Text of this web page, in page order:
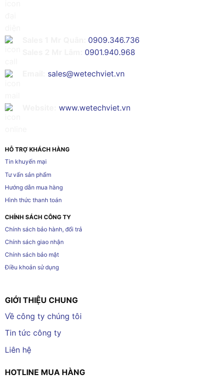
0909.346.736
0901.940.968
sales@wetechviet.vn
www.wetechviet.vn
HỖ TRỢ KHÁCH HÀNG
Tin khuyến mại
Tư vấn sản phẩm
Hướng dẫn mua hàng
Hình thức thanh toán
CHÍNH SÁCH CÔNG TY
Chính sách bảo hành, đổi trả
Chính sách giao nhận
Chính sách bảo mật
Điều khoản sử dụng
GIỚI THIỆU CHUNG
Về công ty chúng tôi
Tin tức công ty
Liên hệ
HOTLINE MUA HÀNG